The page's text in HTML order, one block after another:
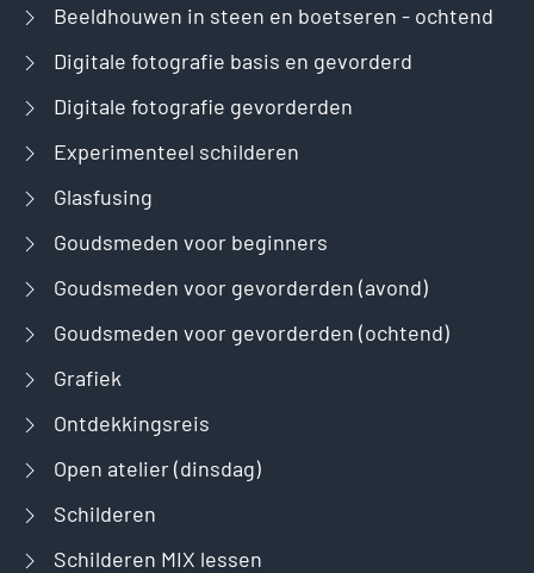
Beeldhouwen in steen en boetseren - ochtend
Digitale fotografie basis en gevorderd
Digitale fotografie gevorderden
Experimenteel schilderen
Glasfusing
Goudsmeden voor beginners
Goudsmeden voor gevorderden (avond)
Goudsmeden voor gevorderden (ochtend)
Grafiek
Ontdekkingsreis
Open atelier (dinsdag)
Schilderen
Schilderen MIX lessen